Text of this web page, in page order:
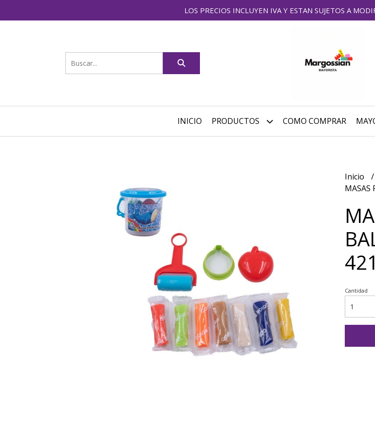
LOS PRECIOS INCLUYEN IVA Y ESTAN SUJETOS A
INICIO PRODUCTOS COMO COMPRAR
Inicio
MASAS
Cantidad